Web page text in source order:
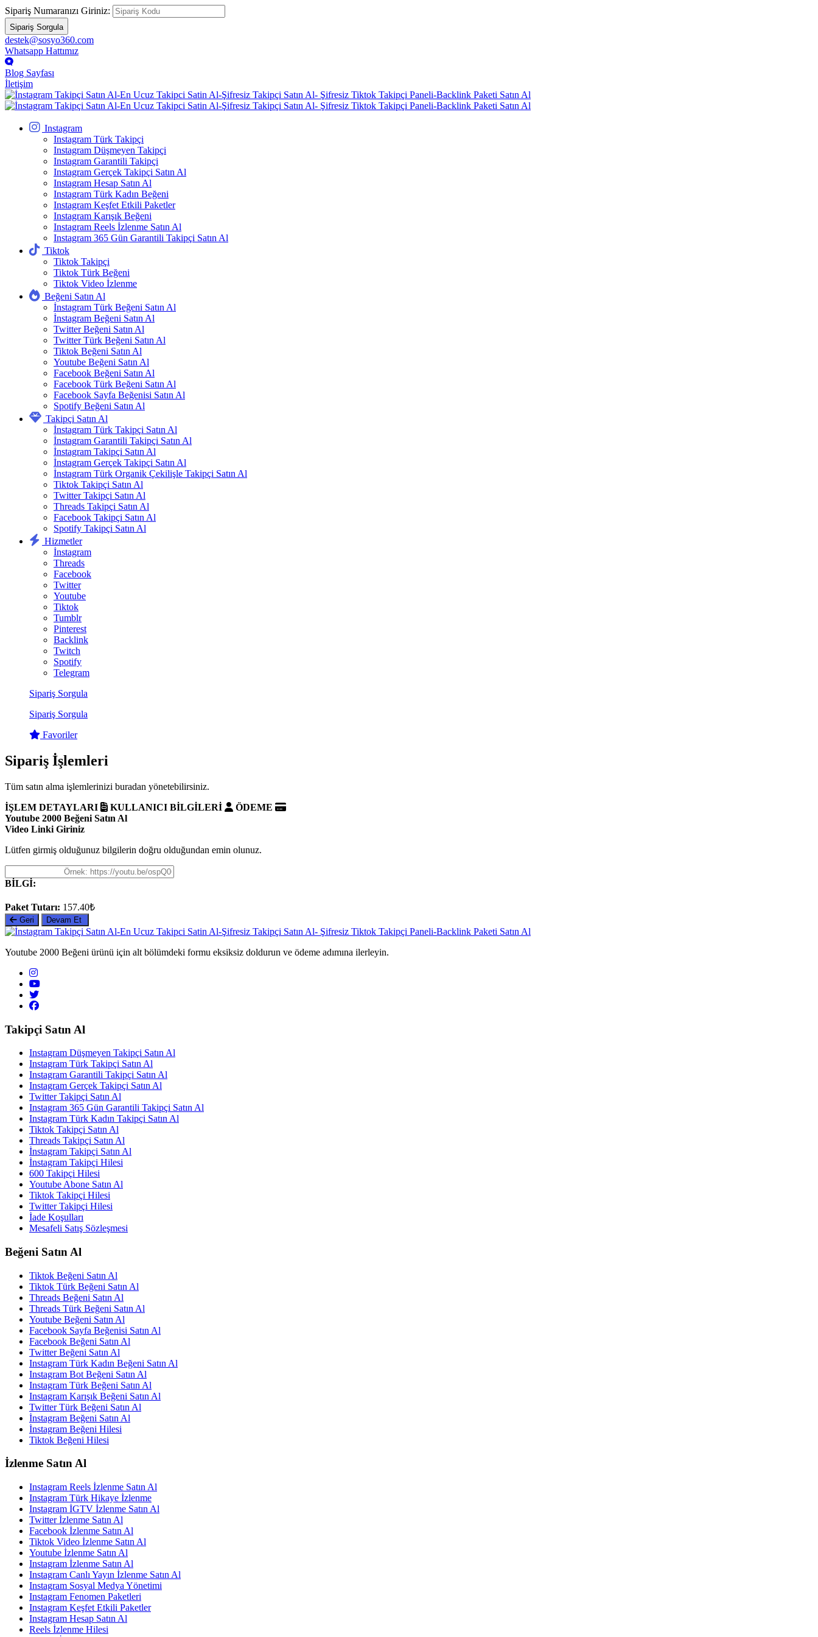
Sipariş Numaranızı Giriniz:
Sipariş Sorgula
destek@sosyo360.com
Whatsapp Hattımız
Blog Sayfası
İletişim
Instagram
Instagram Türk Takipçi
Instagram Düşmeyen Takipçi
Instagram Garantili Takipçi
Instagram Gerçek Takipçi Satın Al
Instagram Hesap Satın Al
Instagram Türk Kadın Beğeni
Instagram Keşfet Etkili Paketler
Instagram Karışık Beğeni
Instagram Reels İzlenme Satın Al
Instagram 365 Gün Garantili Takipçi Satın Al
Tiktok
Tiktok Takipçi
Tiktok Türk Beğeni
Tiktok Video İzlenme
Beğeni Satın Al
İnstagram Türk Beğeni Satın Al
İnstagram Beğeni Satın Al
Twitter Beğeni Satın Al
Twitter Türk Beğeni Satın Al
Tiktok Beğeni Satın Al
Youtube Beğeni Satın Al
Facebook Beğeni Satın Al
Facebook Türk Beğeni Satın Al
Facebook Sayfa Beğenisi Satın Al
Spotify Beğeni Satın Al
Takipçi Satın Al
İnstagram Türk Takipçi Satın Al
İnstagram Garantili Takipçi Satın Al
İnstagram Takipçi Satın Al
İnstagram Gerçek Takipçi Satın Al
İnstagram Türk Organik Çekilişle Takipçi Satın Al
Tiktok Takipçi Satın Al
Twitter Takipçi Satın Al
Threads Takipçi Satın Al
Facebook Takipçi Satın Al
Spotify Takipçi Satın Al
Hizmetler
İnstagram
Threads
Facebook
Twitter
Youtube
Tiktok
Tumblr
Pinterest
Backlink
Twitch
Spotify
Telegram
Sipariş Sorgula
Sipariş Sorgula
Favoriler
Sipariş İşlemleri
Tüm satın alma işlemlerinizi buradan yönetebilirsiniz.
İŞLEM DETAYLARI
KULLANICI BİLGİLERİ
ÖDEME
Youtube 2000 Beğeni Satın Al
Video Linki Giriniz
Lütfen girmiş olduğunuz bilgilerin doğru olduğundan emin olunuz.
BİLGİ:
Paket Tutarı: 157.40₺
Geri Devam Et
Youtube 2000 Beğeni ürünü için alt bölümdeki formu eksiksiz doldurun ve ödeme adımına ilerleyin.
Takipçi Satın Al
Instagram Düşmeyen Takipçi Satın Al
Instagram Türk Takipçi Satın Al
Instagram Garantili Takipçi Satın Al
Instagram Gerçek Takipçi Satın Al
Twitter Takipçi Satın Al
Instagram 365 Gün Garantili Takipçi Satın Al
Instagram Türk Kadın Takipçi Satın Al
Tiktok Takipçi Satın Al
Threads Takipçi Satın Al
İnstagram Takipçi Satın Al
İnstagram Takipçi Hilesi
600 Takipçi Hilesi
Youtube Abone Satın Al
Tiktok Takipçi Hilesi
Twitter Takipçi Hilesi
İade Koşulları
Mesafeli Satış Sözleşmesi
Beğeni Satın Al
Tiktok Beğeni Satın Al
Tiktok Türk Beğeni Satın Al
Threads Beğeni Satın Al
Threads Türk Beğeni Satın Al
Youtube Beğeni Satın Al
Facebook Sayfa Beğenisi Satın Al
Facebook Beğeni Satın Al
Twitter Beğeni Satın Al
Instagram Türk Kadın Beğeni Satın Al
Instagram Bot Beğeni Satın Al
Instagram Türk Beğeni Satın Al
Instagram Karışık Beğeni Satın Al
Twitter Türk Beğeni Satın Al
İnstagram Beğeni Satın Al
İnstagram Beğeni Hilesi
Tiktok Beğeni Hilesi
İzlenme Satın Al
Instagram Reels İzlenme Satın Al
Instagram Türk Hikaye İzlenme
Instagram İGTV İzlenme Satın Al
Twitter İzlenme Satın Al
Facebook İzlenme Satın Al
Tiktok Video İzlenme Satın Al
Youtube İzlenme Satın Al
Instagram İzlenme Satın Al
Instagram Canlı Yayın İzlenme Satın Al
Instagram Sosyal Medya Yönetimi
Instagram Fenomen Paketleri
Instagram Keşfet Etkili Paketler
Instagram Hesap Satın Al
Reels İzlenme Hilesi